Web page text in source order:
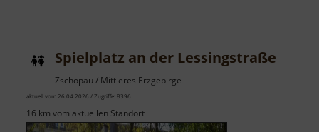
Spielplatz an der Lessingstraße
Zschopau / Mittleres Erzgebirge
aktuell vom 26.04.2026 / Zugriffe: 8396
16 km vom aktuellen Standort